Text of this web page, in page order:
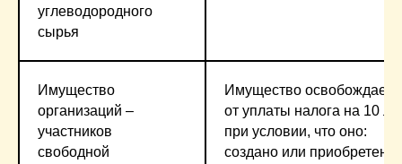
углеводородного
сырья
Имущество
организаций –
участников
свободной
Имущество
от уплаты налога на 10
при условии, что оно:
создано или приобретено